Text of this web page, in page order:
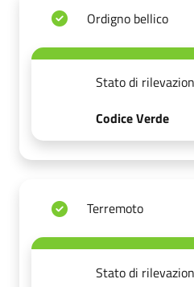
Ordigno bellico
Stato di
Codice Verde
Terremoto
Stato di